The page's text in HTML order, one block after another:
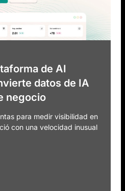
de AI
datos de IA
negocio
para medir visibilidad en
con una velocidad inusual